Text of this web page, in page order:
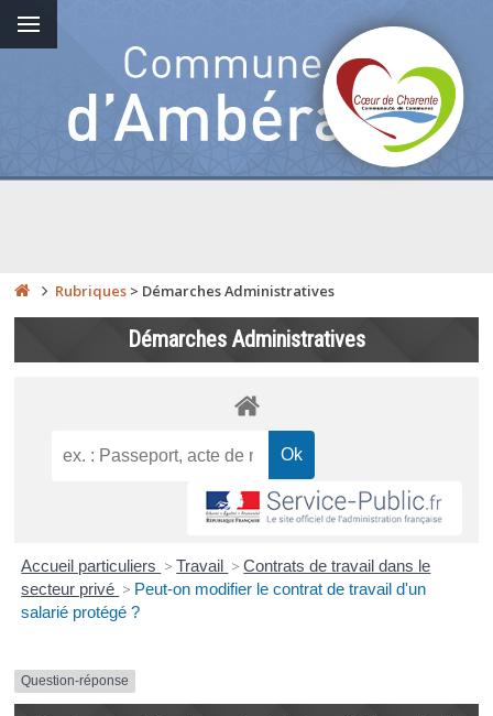
Rubriques > Démarches Administratives
Démarches Administratives
Accueil particuliers > Travail > Contrats de travail dans le
secteur privé > Peut-on modifier le contrat de travail d'un
salarié protégé ?
Question-réponse